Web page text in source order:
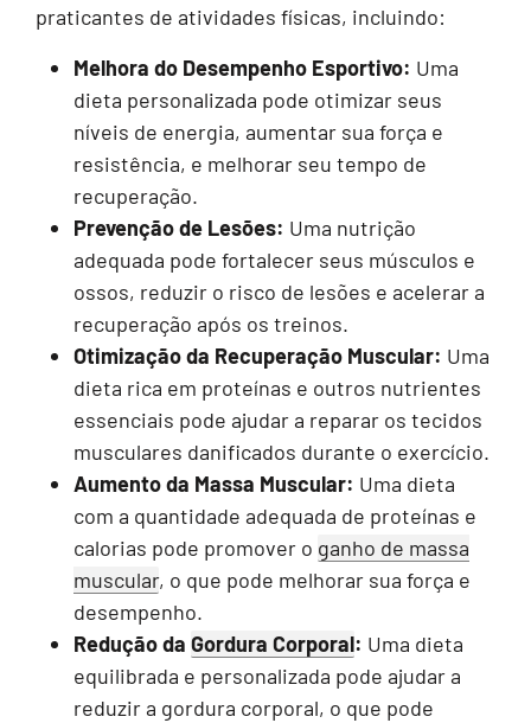
praticantes de atividades físicas, incluindo:
Melhora do Desempenho Esportivo: Uma
dieta personalizada pode otimizar seus
níveis de energia, aumentar sua força e
resistência, e melhorar seu tempo de
recuperação.
Prevenção de Lesões: Uma nutrição
adequada pode fortalecer seus músculos e
ossos, reduzir o risco de lesões e acelerar a
recuperação após os treinos.
Otimização da Recuperação Muscular: Uma
dieta rica em proteínas e outros nutrientes
essenciais pode ajudar a reparar os tecidos
musculares danificados durante o exercício.
Aumento da Massa Muscular: Uma dieta
com a quantidade adequada de proteínas e
calorias pode promover o ganho de massa
muscular, o que pode melhorar sua força e
desempenho.
Redução da Gordura Corporal: Uma dieta
equilibrada e personalizada pode ajudar a
reduzir a gordura corporal, o que pode